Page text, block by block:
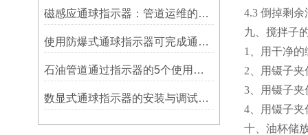
磁感应通球指示器：管道运维的隐形守护者
使用防爆式通球指示器可完成通球指示功能
石油管道通过指示器的5个使用说明
数显式通球指示器的安装与调试技巧
4.3 倒掉剩
九、搅拌子
1、用干净
2、用镊子
3、用镊子
4、用镊子
十、油杯储